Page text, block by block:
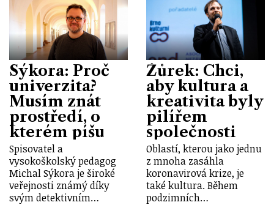
Sýkora: Proč
univerzita?
Musím znát
prostředí, o
kterém píšu
Spisovatel a
vysokoškolský pedagog
Michal Sýkora je široké
veřejnosti známý díky
svým detektivním…
Žůrek: Chci,
aby kultura a
kreativita byly
pilířem
společnosti
Oblastí, kterou jako jednu
z mnoha zasáhla
koronavirová krize, je
také kultura. Během
podzimních…